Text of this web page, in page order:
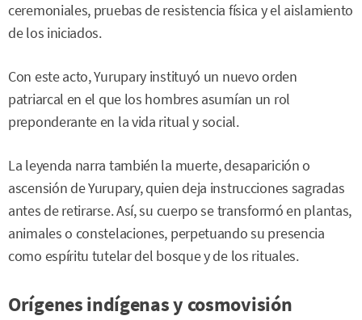
ceremoniales, pruebas de resistencia física y el aislamiento
de los iniciados.
Con este acto, Yurupary instituyó un nuevo orden
patriarcal en el que los hombres asumían un rol
preponderante en la vida ritual y social.
La leyenda narra también la muerte, desaparición o
ascensión de Yurupary, quien deja instrucciones sagradas
antes de retirarse. Así, su cuerpo se transformó en plantas,
animales o constelaciones, perpetuando su presencia
como espíritu tutelar del bosque y de los rituales.
Orígenes indígenas y cosmovisión